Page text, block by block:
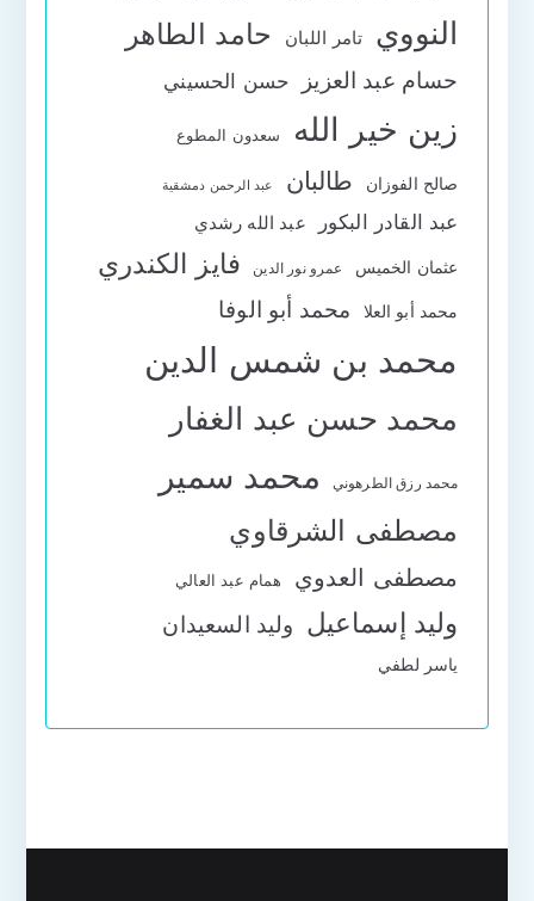
النووي تامر اللبان حامد الطاهر
حسام عبد العزيز حسن الحسيني
زين خير الله سعدون المطوع
صالح الفوزان طالبان عبد الرحمن دمشقية
عبد القادر البكور عبد الله رشدي
عثمان الخميس عمرو نور الدين فايز الكندري
محمد أبو العلا محمد أبو الوفا
محمد بن شمس الدين
محمد حسن عبد الغفار
محمد رزق الطرهوني محمد سمير
مصطفى الشرقاوي
مصطفى العدوي همام عبد العالي
وليد إسماعيل وليد السعيدان
ياسر لطفي